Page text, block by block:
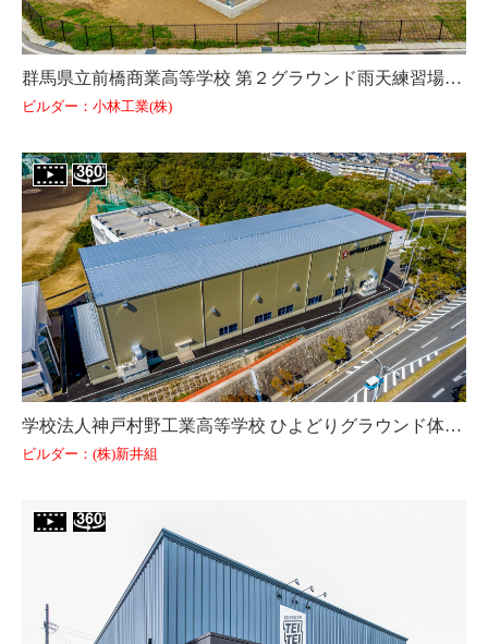
群馬県立前橋商業高等学校 第２グラウンド雨天練習場（群馬県）
ビルダー：小林工業(株)
学校法人神戸村野工業高等学校 ひよどりグラウンド体育館（兵庫県）
ビルダー：(株)新井組